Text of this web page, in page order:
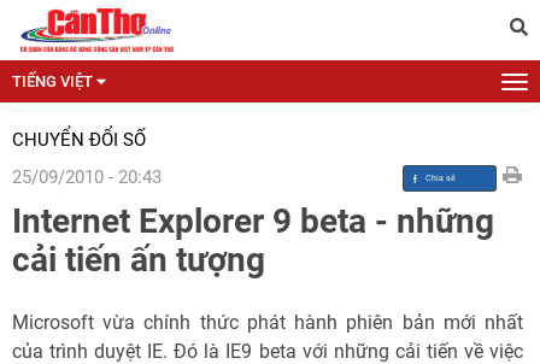
TIẾNG VIỆT
CHUYỂN ĐỔI SỐ
25/09/2010 - 20:43
Internet Explorer 9 beta - những
cải tiến ấn tượng
Microsoft vừa chính thức phát hành phiên bản mới nhất
của trình duyệt IE. Đó là IE9 beta với những cải tiến về việc